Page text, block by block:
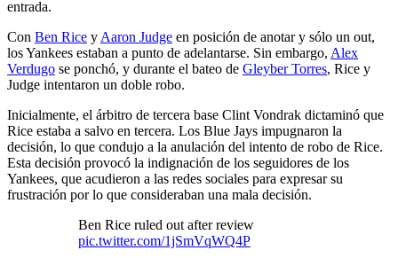
entrada.
Con Ben Rice y Aaron Judge en posición de anotar y sólo un out,
los Yankees estaban a punto de adelantarse. Sin embargo, Alex
Verdugo se ponchó, y durante el bateo de Gleyber Torres, Rice y
Judge intentaron un doble robo.
Inicialmente, el árbitro de tercera base Clint Vondrak dictaminó que
Rice estaba a salvo en tercera. Los Blue Jays impugnaron la
decisión, lo que condujo a la anulación del intento de robo de Rice.
Esta decisión provocó la indignación de los seguidores de los
Yankees, que acudieron a las redes sociales para expresar su
frustración por lo que consideraban una mala decisión.
Ben Rice ruled out after review
pic.twitter.com/1jSmVqWQ4P